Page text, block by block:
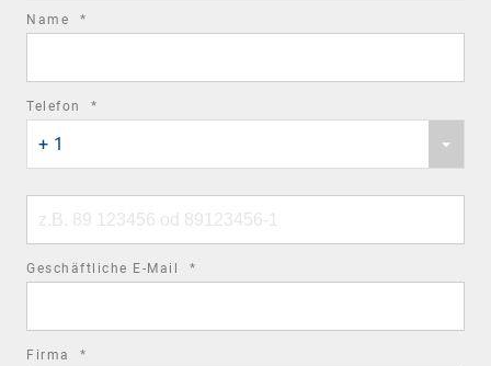
Name *
Telefon *
country
code
+ 1
number
Geschäftliche E-Mail *
Firma *